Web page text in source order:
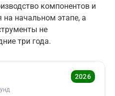
компонентов и
на начальном этапе, а
не
три года.
2026